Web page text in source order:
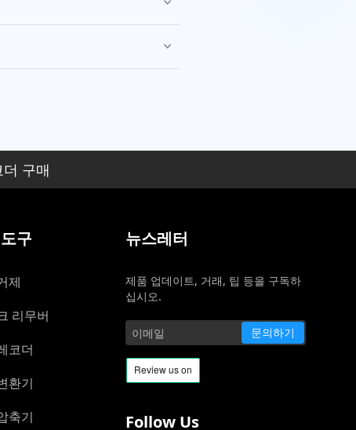
구매
구
제
리무버
코더
환기
축기
뉴스레터
제품 업데이트, 거래, 팁 등을 구독하
십시오.
문의하기
Follow Us